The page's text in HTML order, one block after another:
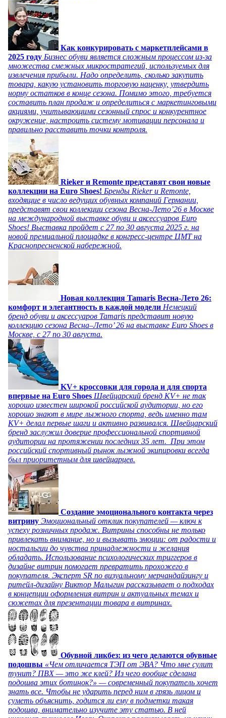
Как конкурировать с маркетплейсами в
2025 году Бизнес обуви является сложным процессом из-за
множества смежных микростратегий, используемых для
извлечения прибыли. Надо определить, сколько закупить
товара, какую установить торговую наценку, утвердить
норму остатков в конце сезона. Помимо этого, требуется
составить план продаж и определиться с маркетинговыми
акциями, учитывающими сезонный спрос и конкурентное
окружение, настроить систему мотивации персонала и
правильно расставить точки контроля.
Rieker и Remonte представят свои новые
коллекции на Euro Shoes! Бренды Rieker и Remonte,
входящие в число ведущих обувных компаний Германии,
представят свои коллекции сезона Весна-Лето’26 в Москве
на международной выставке обуви и аксессуаров Euro
Shoes! Выставка пройдет c 27 по 30 августа 2025 г. на
новой премиальной площадке в конгресс-центре ЦМТ на
Краснопресненской набережной.
Новая коллекция Tamaris Весна-Лето 26:
комфорт и элегантность в каждой модели Немецкий
бренд обуви и аксессуаров Tamaris представит новую
коллекцию сезона Весна–Лето’ 26 на выставке Euro Shoes в
Москве, с 27 по 30 августа.
KV+ кроссовки для города и для спорта
впервые на Euro Shoes Швейцарский бренд KV+ не так
хорошо известен широкой российской аудитории, но его
хорошо знают в мире лыжного спорта, ведь именно там
KV+ делал первые шаги и активно развивался. Швейцарский
бренд заслужил доверие профессиональной спортивной
аудитории на протяжении последних 35 лет. При этом
российский спортивный рынок лыжной экипировки всегда
был приоритетным для швейцарцев.
Создание эмоционального контакта через
витрину Эмоциональный отклик покупателей — ключ к
успеху розничных продаж. Витрины способны не только
привлекать внимание, но и вызывать эмоции: от радости и
ностальгии до чувства принадлежности и желания
обладать. Использование психологических триггеров в
дизайне витрин помогает превратить прохожего в
покупателя. Эксперт SR по визуальному мерчандайзингу и
ритейл-дизайну Виктор Малыгин рассказывает о подходах
в концепции оформления витрин и актуальных темах и
сюжетах для презентации товара в витринах.
Обувной ликбез: из чего делаются обувные
подошвы «Чем отличается ТЭП от ЭВА? Что мне сулит
тунит? ПВХ — это же клей? Из чего вообще сделана
подошва этих ботинок?» — современный покупатель хочет
знать все. Чтобы не ударить перед ним в грязь лицом и
суметь объяснить, годится ли ему в подметки такая
подошва, внимательно изучите эту статью. В ней